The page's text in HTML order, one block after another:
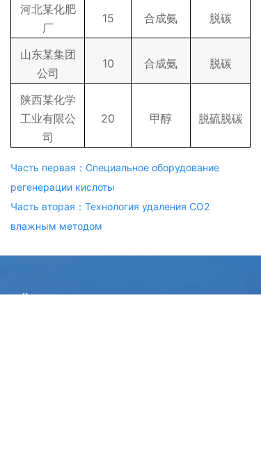
河北某化肥
厂
15 合成氨 脱碳
山东某集团
公司
10 合成氨 脱碳
陕西某化学
工业有限公
司
20 甲醇 脱硫脱碳
Часть первая：Специальное оборудование
регенерации кислоты
Часть вторая：Технология удаления СО2
влажным методом